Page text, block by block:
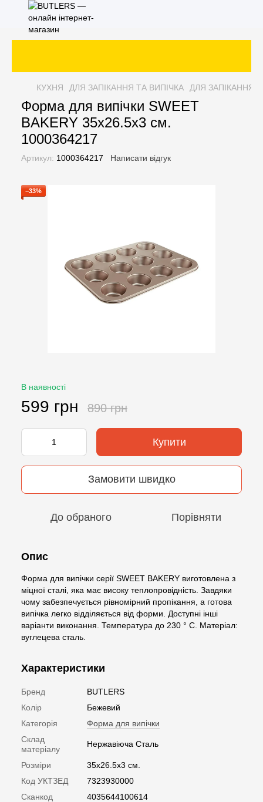
КУХНЯ ДЛЯ ЗАПІКАННЯ ТА ВИПІЧКА ДЛЯ ЗАПІКАННЯ
Форма для випічки SWEET
BAKERY 35х26.5х3 см.
1000364217
Артикул: 1000364217 Написати відгук
−33%
В наявності
599 грн 890 грн
Купити
Замовити швидко
До обраного Порівняти
Опис
Форма для випічки серії SWEET BAKERY виготовлена з
міцної сталі, яка має високу теплопровідність. Завдяки
чому забезпечується рівномірний пропікання, а готова
випічка легко відділяється від форми. Доступні інші
варіанти виконання. Температура до 230 ° C. Матеріал:
вуглецева сталь.
Характеристики
Бренд
BUTLERS
Колір
Бежевий
Категорія
Форма для випічки
Склад
матеріалу
Нержавіюча Сталь
Розміри
35х26.5х3 см.
Код УКТЗЕД
7323930000
Сканкод
4035644100614